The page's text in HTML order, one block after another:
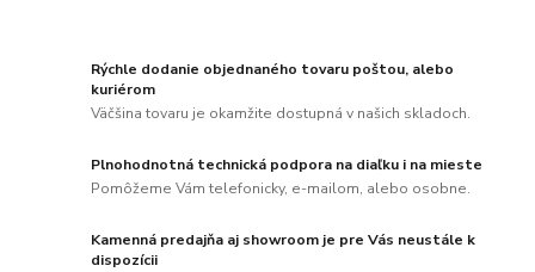
Rýchle dodanie objednaného tovaru poštou, alebo
kuriérom
Väčšina tovaru je okamžite dostupná v našich skladoch.
Plnohodnotná technická podpora na diaľku i na mieste
Pomôžeme Vám telefonicky, e-mailom, alebo osobne.
Kamenná predajňa aj showroom je pre Vás neustále k
dispozícii